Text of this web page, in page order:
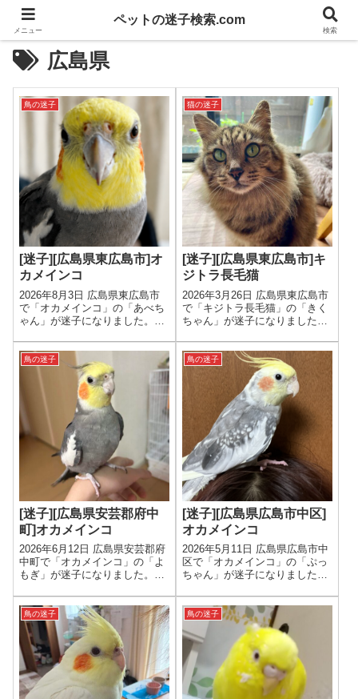
広島県
鳥の迷子
[迷子][広島県東広島市]オ
カメインコ
2026年8月3日 広島県東広島市
で「オカメインコ」の「あべち
ゃん」が迷子になりました。色
は男の子です。
猫の迷子
[迷子][広島県東広島市]キ
ジトラ長毛猫
2026年3月26日 広島県東広島市
で「キジトラ長毛猫」の「きく
ちゃん」が迷子になりました。
才、性別は女の子です。
鳥の迷子
[迷子][広島県安芸郡府中
町]オカメインコ
2026年6月12日 広島県安芸郡府
中町で「オカメインコ」の「よ
もぎ」が迷子になりました。色
は男の子です。
鳥の迷子
[迷子][広島県広島市中区]
オカメインコ
2026年5月11日 広島県広島市中
区で「オカメインコ」の「ぷっ
ちゃん」が迷子になりました。
の頭、年齢は2才、性別は男の
子です。
鳥の迷子 鳥の迷子
メニュー
ペットの迷子検索.com
検索